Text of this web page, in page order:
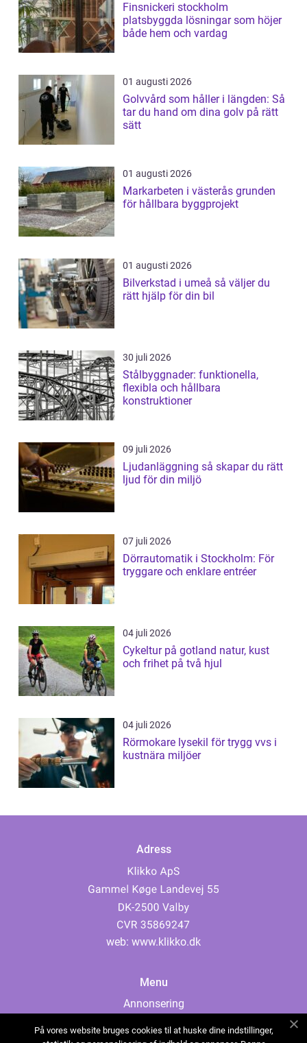
Finsnickeri stockholm
platsbyggda lösningar som höjer
både hem och vardag
01 augusti 2026
Golvvård som håller i längden: Så
tar du hand om dina golv på rätt
sätt
01 augusti 2026
Markarbeten i västerås grunden
för hållbara byggprojekt
01 augusti 2026
Bilverkstad i umeå så väljer du
rätt hjälp för din bil
30 juli 2026
Stålbyggnader: funktionella,
flexibla och hållbara
konstruktioner
09 juli 2026
Ljudanläggning så skapar du rätt
ljud för din miljö
07 juli 2026
Dörrautomatik i Stockholm: För
tryggare och enklare entréer
04 juli 2026
Cykeltur på gotland natur, kust
och frihet på två hjul
04 juli 2026
Rörmokare lysekil för trygg vvs i
kustnära miljöer
Adress
web: www.klikko.dk
Menu
Annonsering
På vores website bruges cookies til at huske dine indstillinger,